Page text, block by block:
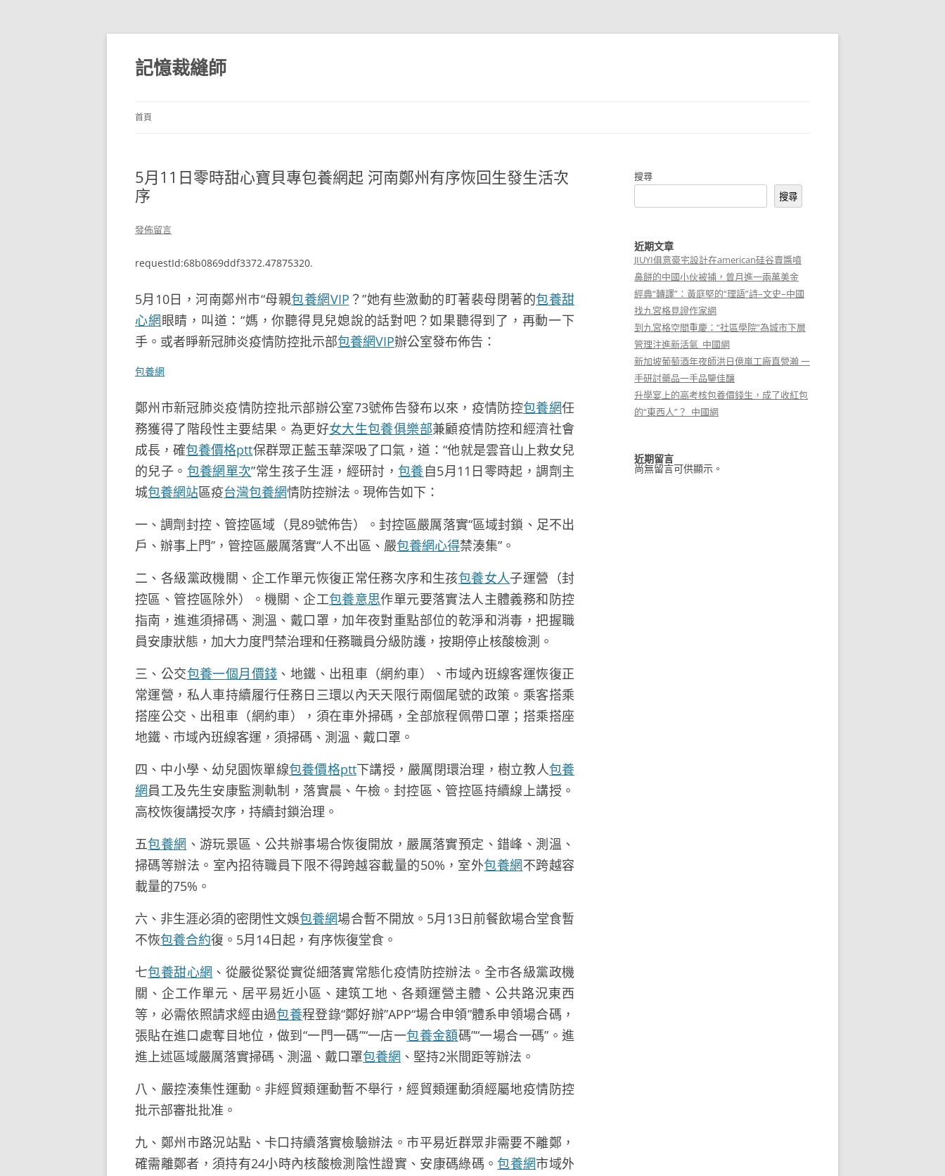
跳
主
要
內
記憶裁縫師
首頁
5月11日零時甜心寶貝專包養網起 河南鄭州有序恢回生發生活次
序
發佈留言
requestId:68b0869ddf3372.47875320.
5月10日，河南鄭州市“母親包養網VIP ？”她有些激動的盯著裴母閉著的包養甜
心網眼睛，叫道：“媽，你聽得見兒媳說的話對吧？如果聽得到了，再動一下
手。或者睜新冠肺炎疫情防控批示部包養網VIP辦公室發布佈告：
包養網
鄭州市新冠肺炎疫情防控批示部辦公室73號佈告發布以來，疫情防控包養網任
務獲得了階段性主要結果。為更好女大生包養俱樂部兼顧疫情防控和經濟社會
成長，確包養價格ptt保群眾正藍玉華深吸了口氣，道：“他就是雲音山上救女兒
的兒子。 包養網單次”常生孩子生涯，經研討，包養自5月11日零時起，調劑主
城包養網站區疫台灣包養網情防控辦法。現佈告如下：
一、調劑封控、管控區域（見89號佈告）。封控區嚴厲落實“區域封鎖、足不出
戶、辦事上門”，管控區嚴厲落實“人不出區、嚴包養網心得禁湊集”。
二、各級黨政機關、企工作單元恢復正常任務次序和生孩包養女人子運營（封
控區、管控區除外）。機關、企工包養意思作單元要落實法人主體義務和防控
指南，進進須掃碼、測溫、戴口罩，加年夜對重點部位的乾淨和消毒，把握職
員安康狀態，加大力度門禁治理和任務職員分級防護，按期停止核酸檢測。
三、公交包養一個月價錢 、地鐵、出租車（網約車）、市域內班線客運恢復正
常運營，私人車持續履行任務日三環以內天天限行兩個尾號的政策。乘客搭乘
搭座公交、出租車（網約車），須在車外掃碼，全部旅程佩帶口罩；搭乘搭座
地鐵、市域內班線客運，須掃碼、測溫、戴口罩。
四、中小學、幼兒園恢單線包養價格ptt下講授，嚴厲閉環治理，樹立教人包養
網員工及先生安康監測軌制，落實晨、午檢。封控區、管控區持續線上講授。
高校恢復講授次序，持續封鎖治理。
五包養網 、游玩景區、公共辦事場合恢復開放，嚴厲落實預定、錯峰、測溫、
掃碼等辦法。室內招待職員下限不得跨越容載量的50%，室外包養網不跨越容
載量的75%。
六、非生涯必須的密閉性文娛包養網場合暫不開放。5月13日前餐飲場合堂食暫
不恢包養合約復。5月14日起，有序恢復堂食。
七包養甜心網 、從嚴從緊從實從細落實常態化疫情防控辦法。全市各級黨政機
關、企工作單元、居平易近小區、建筑工地、各類運營主體、公共路況東西
等，必需依照請求經由過包養程登錄“鄭好辦”APP“場合申領”體系申領場合碼，
張貼在進口處奪目地位，做到“一門一碼”“一店一包養金額碼”“一場合一碼”。進
進上述區域嚴厲落實掃碼、測溫、戴口罩包養網 、堅持2米間距等辦法。
八、嚴控湊集性運動。非經貿類運動暫不舉行，經貿類運動須經屬地疫情防控
批示部審批批准。
九、鄭州市路況站點、卡口持續落實檢驗辦法。市平易近群眾非需要不離鄭，
確需離鄭者，須持有24小時內核酸檢測陰性證實、安康碼綠碼。包養網市域外
搜尋
搜尋
近期文章
JIUYI俱意豪宅設計在american硅谷賣醬噴
鼻餅的中國小伙被捕，曾月進一兩萬美金
經典“轉譯”：黃庭堅的“理語”詩–文史–中國
找九宮格見證作家網
到九宮格空間重慶：“社區學院”為城市下層
管理注進新活氣_中國網
新加坡葡萄酒年夜師洪日億嵐工廠直營瀚 一
手研討藥品一手品鑒佳釀
升學宴上的高考核包養價錢生，成了收紅包
的“東西人”？_中國網
近期留言
尚無留言可供顯示。